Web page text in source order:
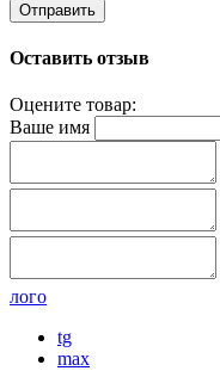
Оставить отзыв
Оцените товар:
Ваше имя
лого
tg
max